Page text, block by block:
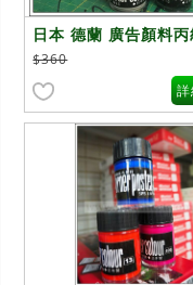
日本 德蘭 廣告顏料丙
8色
$360